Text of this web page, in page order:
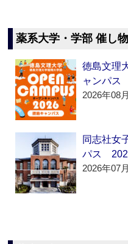
薬系大学・学部 催し物
徳島文理
ャンパス
2026年08
同志社女
パス
2026年07